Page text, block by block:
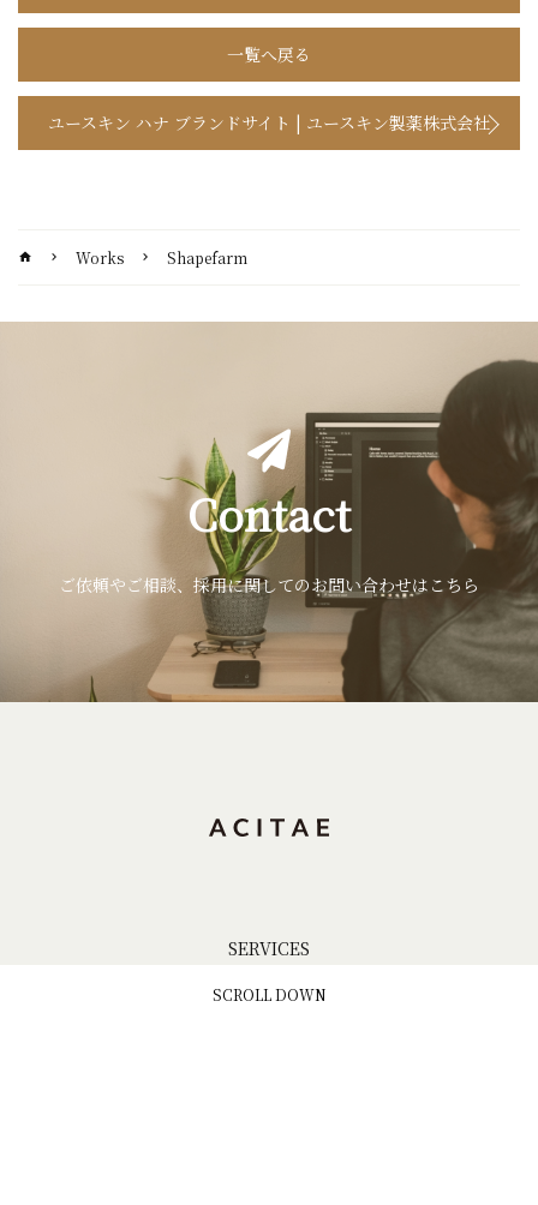
SCROLL DOWN
一覧へ戻る
ユースキン ハナ ブランドサイト | ユースキン製薬株式会社
home chevron_right Works chevron_right Shapefarm
Contact
ご依頼やご相談、採用に関してのお問い合わせはこちら
SERVICES